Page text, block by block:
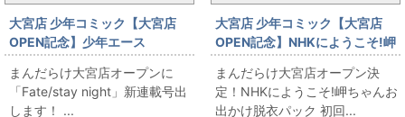
大宮店 少年コミック【大宮店
OPEN記念】少年エース
「Fate/stay night」新連載号
まんだらけ大宮店オープンに
「Fate/stay night」新連載号出
します！ ...
大宮店 少年コミック【大宮店
OPEN記念】NHKにようこそ!岬
ちゃんお出かけ脱衣パック 初回
限定版 4
まんだらけ大宮店オープン決
定！NHKにようこそ!岬ちゃんお
出かけ脱衣パック 初回...